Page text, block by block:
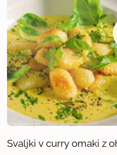
Svaljki v curry omaki z